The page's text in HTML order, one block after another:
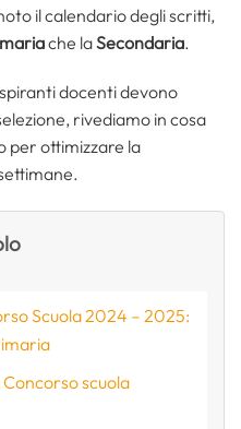
il calendario degli scritti,
che laSecondaria.
docenti devono
rivediamo in cosa
per ottimizzare la
Scuola 2024 – 2025:
scuola